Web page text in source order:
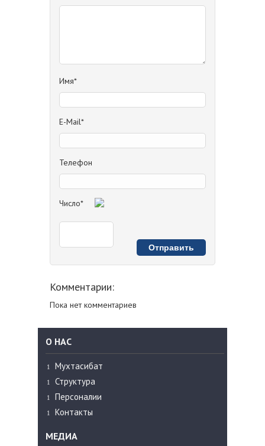
Имя*
E-Mail*
Телефон
Число*
Комментарии:
Пока нет комментариев
О НАС
Мухтасибат
Структура
Персоналии
Контакты
МЕДИА